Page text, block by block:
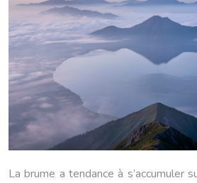
La brume a tendance à s’accumuler